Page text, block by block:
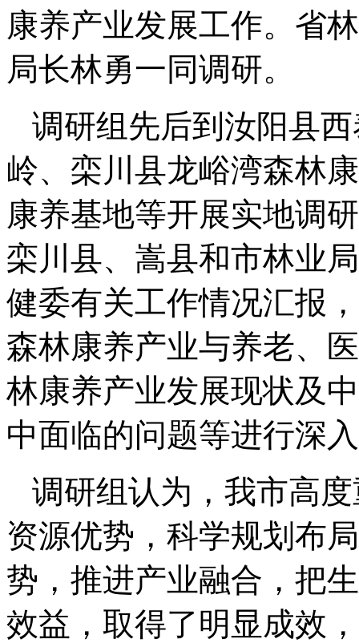
康养产业发展工作。省
局长林勇一同调研。
调研组先后到汝阳县
岭、栾川县龙峪湾森林
康养基地等开展实地调
栾川县、嵩县和市林业
健委有关工作情况汇报
森林康养产业与养老、
林康养产业发展现状及
中面临的问题等进行深
调研组认为，我市高
资源优势，科学规划布
势，推进产业融合，把
效益，取得了明显成效